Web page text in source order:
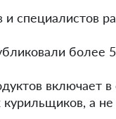
специалистов
более
включает в
а